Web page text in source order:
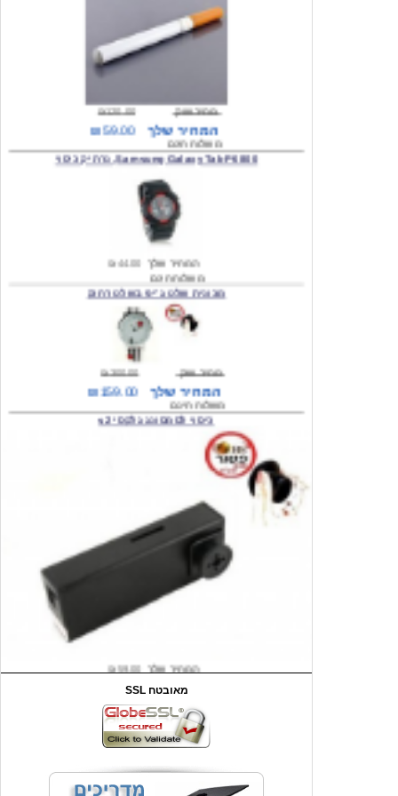
₪120.00
משלוח חינם
Samsung Galaxy Tab P6800, נרתיק כיסוי
המחיר שלך
משלוח חינם
₪300.00 מחיר שוק
₪159.00
כיסוי לסמסונג גלקסי s2
₪59.00
₪90.00 מחיר שוק
₪49.00 המחיר כולל משלוח :
כיסוי אחורי לאייפון 4/4S
SSL מאובטח